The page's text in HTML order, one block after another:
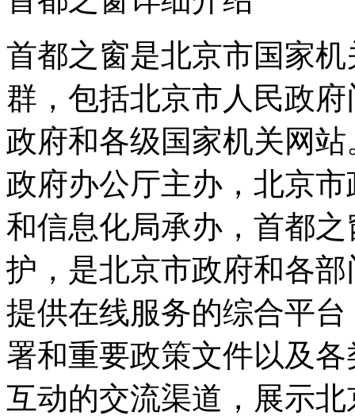
首都之窗是北京市国家
群，包括北京市人民政
政府和各级国家机关网
政府办公厅主办，北京
和信息化局承办，首都
护，是北京市政府和各
提供在线服务的综合平
署和重要政策文件以及
互动的交流渠道，展示